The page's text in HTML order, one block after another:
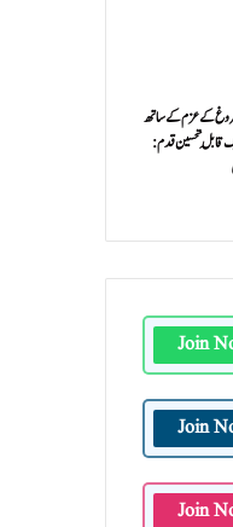
کے عزم کے ساتھ
قابلِ تحسین قدم :
Join
Join
Join